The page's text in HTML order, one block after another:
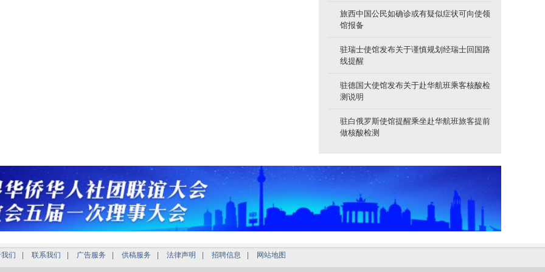
旅西中国公民如确诊或有疑似症状可向使领
馆报备
驻瑞士使馆发布关于谨慎规划经瑞士回国路
线提醒
驻德国大使馆发布关于赴华航班乘客核酸检
测说明
驻白俄罗斯使馆提醒乘坐赴华航班旅客提前
做核酸检测
们 联系我们 广告服务 供稿服务 法律声明 招聘信息 网站地图